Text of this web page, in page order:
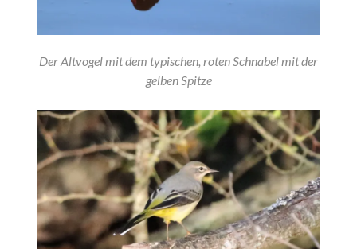
Der Altvogel mit dem typischen, roten Schnabel mit der
gelben Spitze